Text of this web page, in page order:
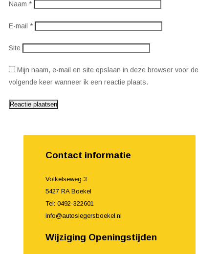
Naam *
E-mail *
Site
Mijn naam, e-mail en site opslaan in deze browser voor de
volgende keer wanneer ik een reactie plaats.
Contact informatie
Volkelseweg 3
5427 RA Boekel
Tel: 0492-322601
info@autoslegersboekel.nl
Wijziging Openingstijden